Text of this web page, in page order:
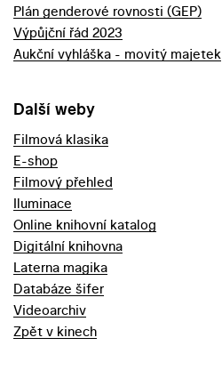
Plán genderové rovnosti (GEP)
Výpůjční řád 2023
Aukční vyhláška - movitý majetek
Další weby
Filmová klasika
E-shop
Filmový přehled
Iluminace
Online knihovní katalog
Digitální knihovna
Laterna magika
Databáze šifer
Videoarchiv
Zpět v kinech